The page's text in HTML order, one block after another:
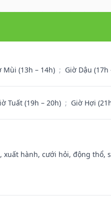
Mùi (13h – 14h) ; Giờ Dậu (17h
Tuất (19h – 20h) ; Giờ Hợi
hành, cưới hỏi, động thổ,